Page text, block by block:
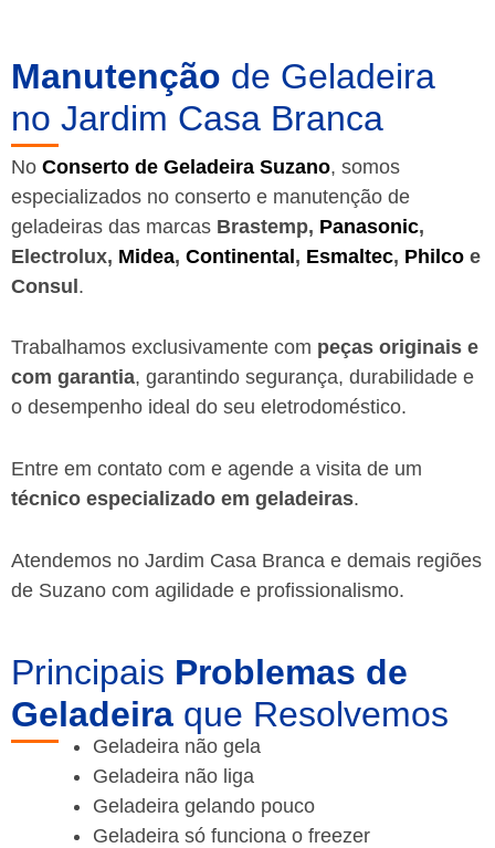
Manutenção de Geladeira
no Jardim Casa Branca
No Conserto de Geladeira Suzano, somos
especializados no conserto e manutenção de
geladeiras das marcas Brastemp, Panasonic,
Electrolux, Midea, Continental, Esmaltec, Philco e
Consul.
Trabalhamos exclusivamente com peças originais e
com garantia, garantindo segurança, durabilidade e
o desempenho ideal do seu eletrodoméstico.
Entre em contato com e agende a visita de um
técnico especializado em geladeiras.
Atendemos no Jardim Casa Branca e demais regiões
de Suzano com agilidade e profissionalismo.
Principais Problemas de
Geladeira que Resolvemos
Geladeira não gela
Geladeira não liga
Geladeira gelando pouco
Geladeira só funciona o freezer